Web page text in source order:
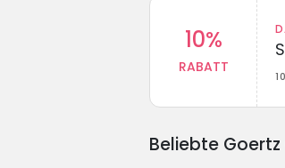
10%
RABATT
Beliebte